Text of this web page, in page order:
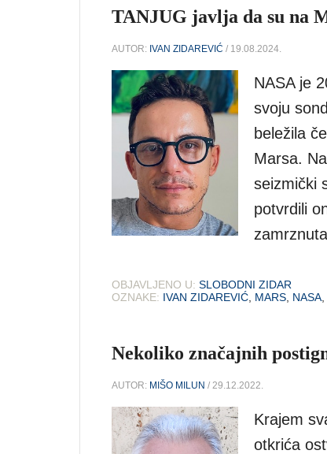
TANJUG javlja da su na
AUTOR: IVAN ZIDAREVIĆ / 19.08.2024.
NASA je
svoju
beležila
Marsa.
seizmički
potvrdili
OBJAVLJENO U: SLOBODNI ZIDAR
OZNAKE: IVAN ZIDAREVIĆ MARS NASA
Nekoliko značajnih
AUTOR: MIŠO MILUN / 29.12.2022.
Krajem
otkrića